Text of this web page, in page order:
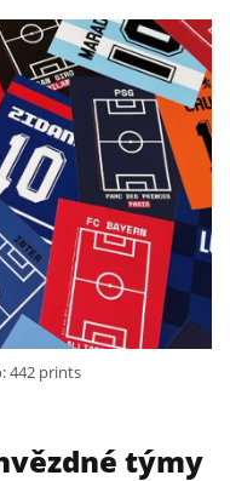
442 prints
týmy